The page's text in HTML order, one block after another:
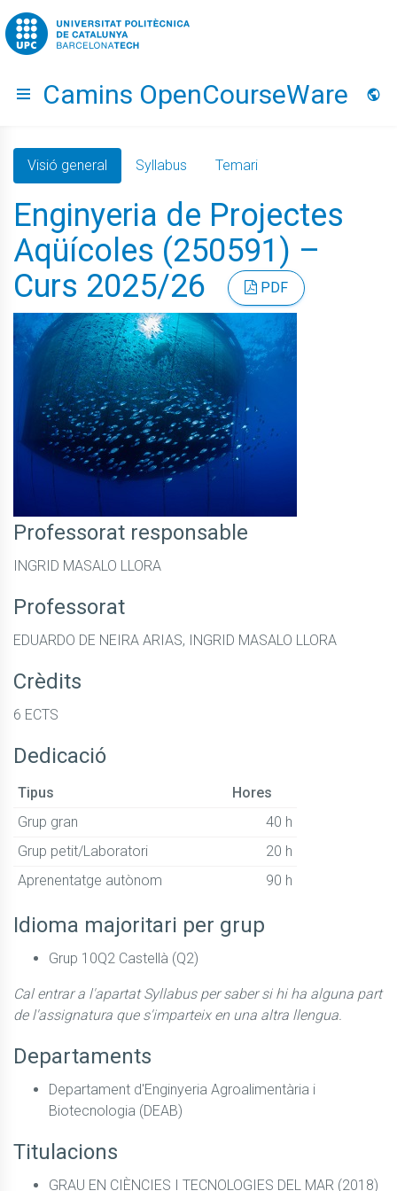
Go to upc.edu
Hide menu
Camins OpenCourseWare
Visió general Syllabus Temari
Enginyeria de Projectes
Aqüícoles (250591) –
Curs 2025/26
PDF
Professorat responsable
INGRID MASALO LLORA
Professorat
EDUARDO DE NEIRA ARIAS, INGRID MASALO LLORA
Crèdits
6 ECTS
Dedicació
Tipus
Hores
Grup gran
40 h
Grup petit/Laboratori
20 h
Aprenentatge autònom
90 h
Idioma majoritari per grup
Grup 10Q2 Castellà (Q2)
Cal entrar a l'apartat Syllabus per saber si hi ha alguna part
de l'assignatura que s'imparteix en una altra llengua.
Departaments
Departament d'Enginyeria Agroalimentària i
Biotecnologia (DEAB)
Titulacions
GRAU EN CIÈNCIES I TECNOLOGIES DEL MAR (2018)